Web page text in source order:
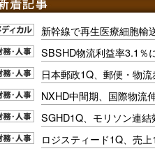
新幹線で再生医療細胞輸
SBSHD物流利益率3.1％
日本郵政1Q、郵便・物
NXHD中間期、国際物流
SGHD1Q、モリソン連
ロジスティード1Q、売